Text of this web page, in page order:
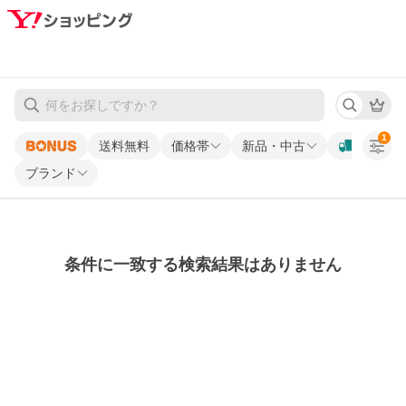
送料無料 価格帯
新品・中古
ブランド
1
条件に一致する検索結果はありません